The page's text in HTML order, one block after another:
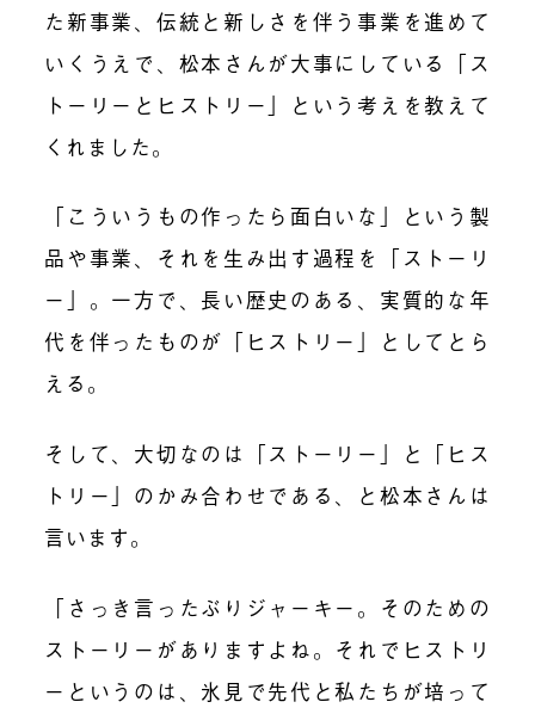
た新事業、伝統と新しさを伴う事業を進めて
いくうえで、松本さんが大事にしている「ス
トーリーとヒストリー」という考えを教えて
くれました。
「こういうもの作ったら面白いな」という製
品や事業、それを生み出す過程を「ストーリ
ー」。一方で、長い歴史のある、実質的な年
代を伴ったものが「ヒストリー」としてとら
える。
そして、大切なのは「ストーリー」と「ヒス
トリー」のかみ合わせである、と松本さんは
言います。
「さっき言ったぶりジャーキー。そのための
ストーリーがありますよね。それでヒストリ
ーというのは、氷見で先代と私たちが培って